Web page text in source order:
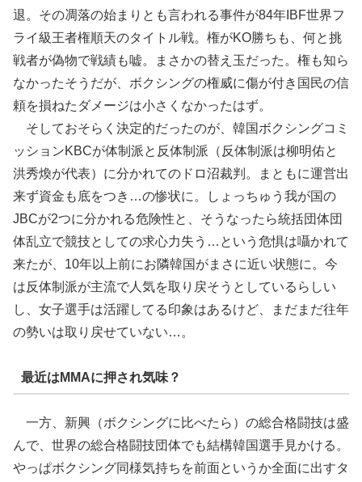
退。その凋落の始まりとも言われる事件が84年IBF世界フ
ライ級王者権順天のタイトル戦。権がKO勝ちも、何と挑
戦者が偽物で戦績も嘘。まさかの替え玉だった。権も知ら
なかったそうだが、ボクシングの権威に傷が付き国民の信
頼を損ねたダメージは小さくなかったはず。
そしておそらく決定的だったのが、韓国ボクシングコミ
ッションKBCが体制派と反体制派（反体制派は柳明佑と
洪秀煥が代表）に分かれてのドロ沼裁判。まともに運営出
来ず資金も底をつき…の惨状に。しょっちゅう我が国の
JBCが2つに分かれる危険性と、そうなったら統括団体団
体乱立で競技としての求心力失う…という危惧は囁かれて
来たが、10年以上前にお隣韓国がまさに近い状態に。今
は反体制派が主流で人気を取り戻そうとしているらしい
し、女子選手は活躍してる印象はあるけど、まだまだ往年
の勢いは取り戻せていない…。
最近はMMAに押され気味？
一方、新興（ボクシングに比べたら）の総合格闘技は盛
んで、世界の総合格闘技団体でも結構韓国選手見かける。
やっぱボクシング同様気持ちを前面というか全面に出すタ